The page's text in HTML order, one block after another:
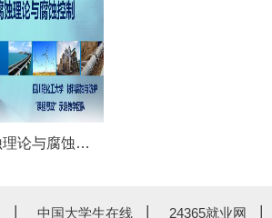
金属腐蚀理论与腐蚀控制
中国大学生在线 24365就业网